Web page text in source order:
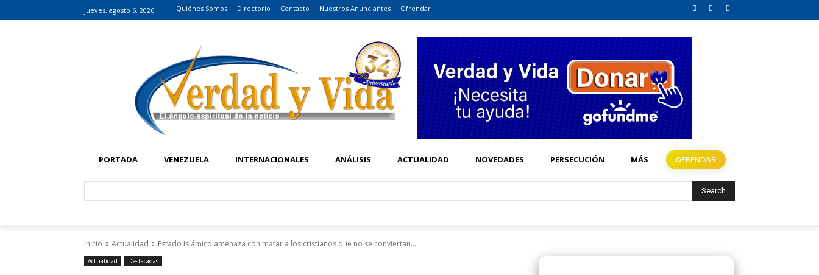
jueves, agosto 6, 2026 Quiénes Somos Directorio Contacto Nuestros Anunciantes Ofrendar
PORTADA VENEZUELA INTERNACIONALES ANÁLISIS ACTUALIDAD NOVEDADES PERSECUCIÓN MÁS OFRENDAR
Search
Inicio Actualidad Estado Islámico amenaza con matar a los cristianos que no se conviertan...
Actualidad Destacadas